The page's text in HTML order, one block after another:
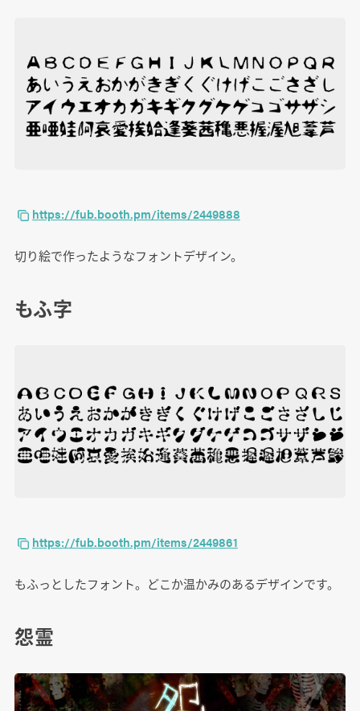
https://fub.booth.pm/items/2449888
切り絵で作ったようなフォントデザイン。
もふ字
https://fub.booth.pm/items/2449861
もふっとしたフォント。どこか温かみのあるデザインです。
怨霊